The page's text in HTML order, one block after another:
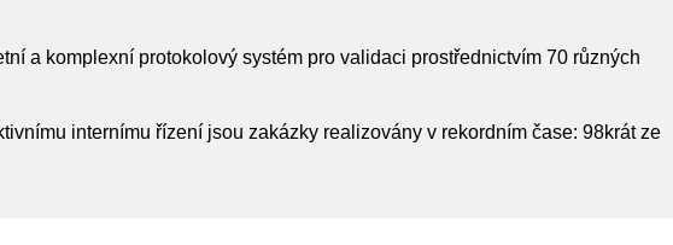
a komplexní protokolový systém pro validaci prostřednictvím 70 různých
internímu řízení jsou zakázky realizovány v rekordním čase: 98krát ze